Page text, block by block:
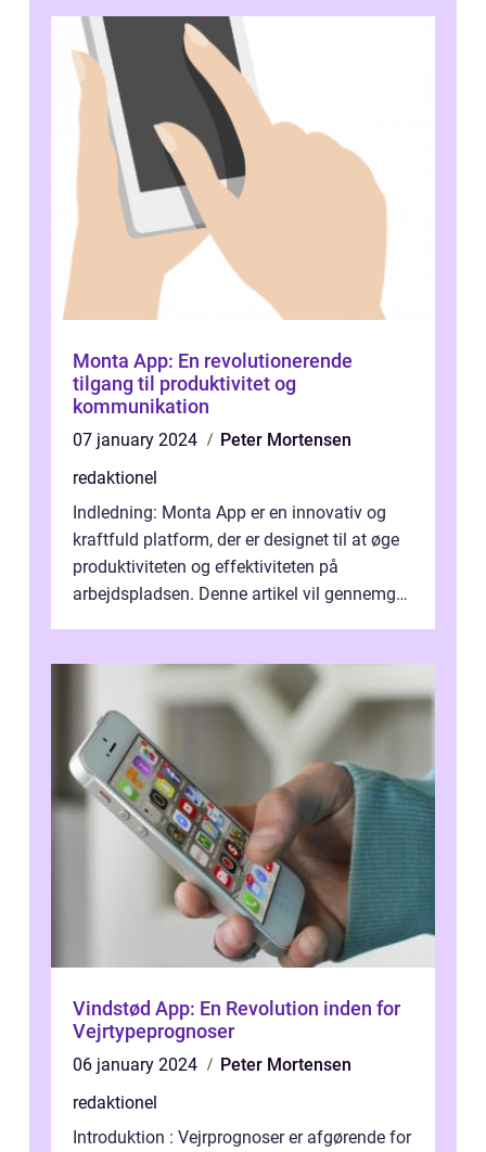
Monta App: En revolutionerende
tilgang til produktivitet og
kommunikation
07 january 2024
Peter Mortensen
redaktionel
Indledning: Monta App er en innovativ og
kraftfuld platform, der er designet til at øge
produktiviteten og effektiviteten på
arbejdspladsen. Denne artikel vil gennemgå
Vindstød App: En Revolution inden for
Vejrtypeprognoser
06 january 2024
Peter Mortensen
redaktionel
Introduktion : Vejrprognoser er afgørende for